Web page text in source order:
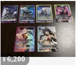
¥6,200